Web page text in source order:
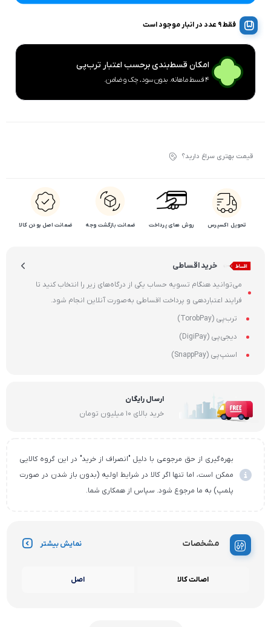
فقط 9 عدد در انبار موجود است
امکان قسط‌بندی برحسب اعتبار ترب‌پی
۴ قسط ماهانه. بدون سود، چک و ضامن.
قیمت بهتری سراغ دارید؟
تحویل اکسپرس روش های پرداخت ضمانت بازگشت وجه ضمانت اصل بودن کالا
خرید اقساطی
می‌توانید هنگام تسویه حساب یکی از درگاه‌های زیر را انتخاب کنید تا
فرایند اعتباردهی و پرداخت اقساطی به‌صورت آنلاین انجام شود.
ترب‌پی (TorobPay)
دیجی‌پی (DigiPay)
اسنپ‌پی (SnappPay)
ارسال رایگان
خرید بالای ۱۰ میلیون تومان
بهره‌گیری از حق مرجوعی با دلیل "انصراف از خرید" در این گروه کالایی
ممکن است، اما تنها اگر کالا در شرایط اولیه (بدون باز شدن در صورت
پلمپ) به ما مرجوع شود. سپاس از همکاری شما.
مشخصات نمایش بیشتر
اصالت کالا اصل